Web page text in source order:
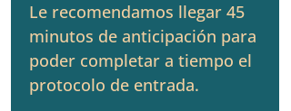
Le recomendamos llegar 45
minutos de anticipación para
poder completar a tiempo el
protocolo de entrada.